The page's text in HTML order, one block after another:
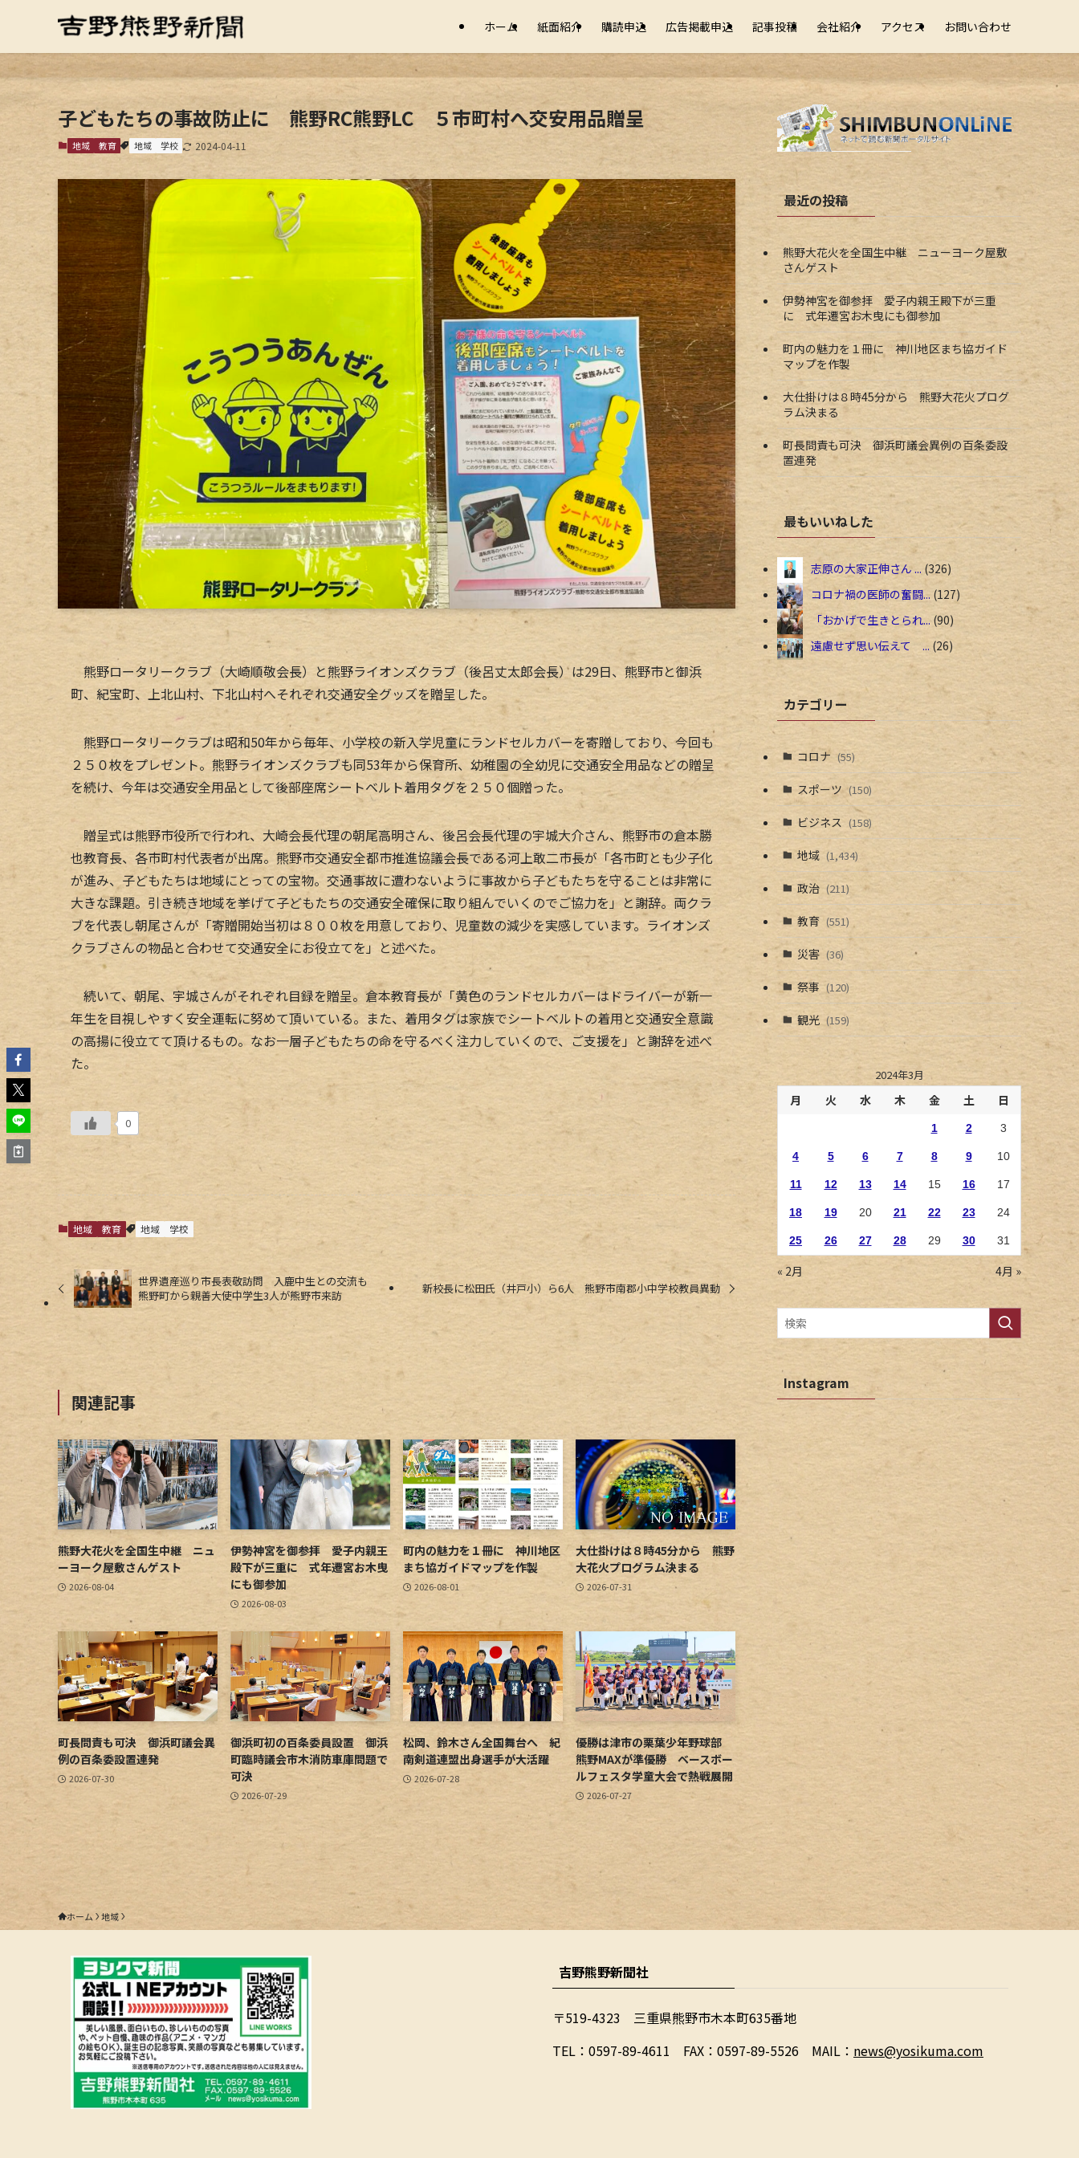
ホーム 紙面紹介 購読申込 広告掲載申込 記事投稿 会社紹介 アクセス お問い合わせ
子どもたちの事故防止に 熊野RC熊野LC ５市町村へ交安用品贈呈
地域 教育 地域 学校 2024-04-11
熊野ロータリークラブ（大崎順敬会長）と熊野ライオンズクラブ（後呂丈太郎会長）は29日、熊野市と御浜
町、紀宝町、上北山村、下北山村へそれぞれ交通安全グッズを贈呈した。
熊野ロータリークラブは昭和50年から毎年、小学校の新入学児童にランドセルカバーを寄贈しており、今回も
２５０枚をプレゼント。熊野ライオンズクラブも同53年から保育所、幼稚園の全幼児に交通安全用品などの贈呈
を続け、今年は交通安全用品として後部座席シートベルト着用タグを２５０個贈った。
贈呈式は熊野市役所で行われ、大崎会長代理の朝尾高明さん、後呂会長代理の宇城大介さん、熊野市の倉本勝
也教育長、各市町村代表者が出席。熊野市交通安全都市推進協議会長である河上敢二市長が「各市町とも少子化
が進み、子どもたちは地域にとっての宝物。交通事故に遭わないように事故から子どもたちを守ることは非常に
大きな課題。引き続き地域を挙げて子どもたちの交通安全確保に取り組んでいくのでご協力を」と謝辞。両クラ
ブを代表し朝尾さんが「寄贈開始当初は８００枚を用意しており、児童数の減少を実感しています。ライオンズ
クラブさんの物品と合わせて交通安全にお役立てを」と述べた。
続いて、朝尾、宇城さんがそれぞれ目録を贈呈。倉本教育長が「黄色のランドセルカバーはドライバーが新一
年生を目視しやすく安全運転に努めて頂いている。また、着用タグは家族でシートベルトの着用と交通安全意識
の高揚に役立てて頂けるもの。なお一層子どもたちの命を守るべく注力していくので、ご支援を」と謝辞を述べ
た。
0
地域 教育 地域 学校
世界遺産巡り市長表敬訪問 入鹿中生との交流も
熊野町から親善大使中学生3人が熊野市来訪
新校長に松田氏（井戸小）ら6人 熊野市南郡小中学校教員異動
関連記事
熊野大花火を全国生中継 ニュ
ーヨーク屋敷さんゲスト
2026-08-04
伊勢神宮を御参拝 愛子内親王
殿下が三重に 式年遷宮お木曳
にも御参加
2026-08-03
町内の魅力を１冊に 神川地区
まち協ガイドマップを作製
2026-08-01
大仕掛けは８時45分から 熊野
大花火プログラム決まる
2026-07-31
町長問責も可決 御浜町議会異
例の百条委設置連発
2026-07-30
御浜町初の百条委員設置 御浜
町臨時議会市木消防車庫問題で
可決
2026-07-29
松岡、鈴木さん全国舞台へ 紀
南剣道連盟出身選手が大活躍
2026-07-28
優勝は津市の栗葉少年野球部
熊野MAXが準優勝 ベースボー
ルフェスタ学童大会で熱戦展開
2026-07-27
最近の投稿
熊野大花火を全国生中継 ニューヨーク屋敷
さんゲスト
伊勢神宮を御参拝 愛子内親王殿下が三重
に 式年遷宮お木曳にも御参加
町内の魅力を１冊に 神川地区まち協ガイド
マップを作製
大仕掛けは８時45分から 熊野大花火プログ
ラム決まる
町長問責も可決 御浜町議会異例の百条委設
置連発
最もいいねした
志原の大家正伸さん ... 326
コロナ禍の医師の奮闘... 127
「おかげで生きとられ... 90
遠慮せず思い伝えて ... 26
カテゴリー
コロナ (55)
スポーツ (150)
ビジネス (158)
地域 (1,434)
政治 (211)
教育 (551)
災害 (36)
祭事 (120)
観光 (159)
2024年3月
月 火 水 木 金 土 日
1 2 3
4 5 6 7 8 9 10
11 12 13 14 15 16 17
18 19 20 21 22 23 24
25 26 27 28 29 30 31
« 2月 4月 »
Instagram
ホーム 地域
吉野熊野新聞社
〒519-4323 三重県熊野市木本町635番地
​TEL：0597-89-4611 FAX：0597-89-5526 MAIL： news@yosikuma.com